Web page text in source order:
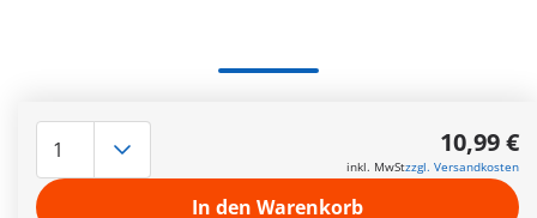
35€ Bestellwert
10,99 €
inkl. MwStzzgl. Versandkosten
In den Warenkorb